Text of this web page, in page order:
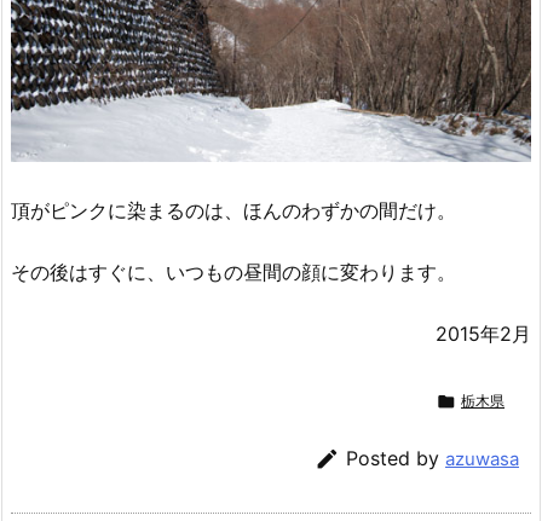
頂がピンクに染まるのは、ほんのわずかの間だけ。
その後はすぐに、いつもの昼間の顔に変わります。
2015年2月
 栃木県
 Posted by azuwasa